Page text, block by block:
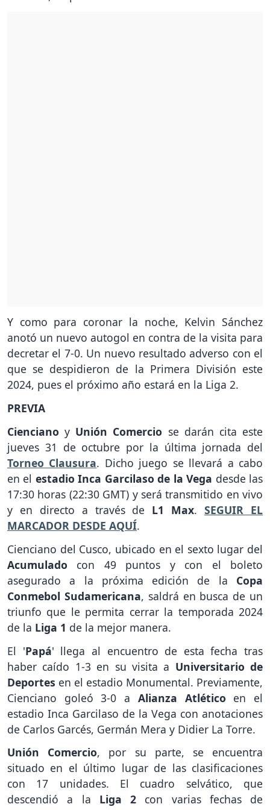
Y como para coronar la noche, Kelvin Sánchez
anotó un nuevo autogol en contra de la visita para
decretar el 7-0. Un nuevo resultado adverso con el
que se despidieron de la Primera División este
2024, pues el próximo año estará en la Liga 2.
PREVIA
Ciencianoy Unión Comercio se darán cita este
jueves 31 de octubre por la última jornada del
Torneo Clausura. Dicho juego se llevará a cabo
en el estadio Inca Garcilaso de la Vega desde las
17:30 horas (22:30 GMT) y será transmitido en vivo
y en directo a través de L1 Max.SEGUIR EL
MARCADOR DESDE AQUÍ.
Cienciano del Cusco, ubicado en el sexto lugar del
Acumulado con 49 puntos y con el boleto
asegurado a la próxima edición de la Copa
Conmebol Sudamericana, saldrá en busca de un
triunfo que le permita cerrar la temporada 2024
de la Liga 1 de la mejor manera.
El 'Papá' llega al encuentro de esta fecha tras
haber caído 1-3 en su visita a Universitario de
Deportes en el estadio Monumental. Previamente,
Cienciano goleó 3-0 a Alianza Atlético en el
estadio Inca Garcilaso de la Vega con anotaciones
de Carlos Garcés, Germán Mera y Didier La Torre.
Unión Comercio, por su parte, se encuentra
situado en el último lugar de las clasificaciones
con 17 unidades. El cuadro selvático, que
descendió a la Liga 2 con varias fechas de